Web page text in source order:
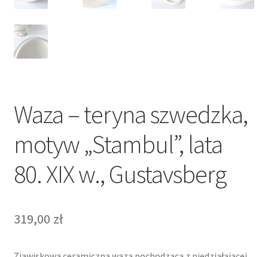
Waza – teryna szwedzka,
motyw „Stambul”, lata
80. XIX w., Gustavsberg
319,00 zł